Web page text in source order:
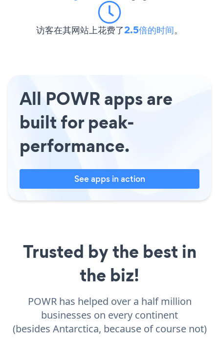
访客在其网站上花费了2.5倍的时间。
All POWR apps are
built for peak-
performance.
See apps in action
Trusted by the best in
the biz!
POWR has helped over a half million
businesses on every continent
(besides Antarctica, because of course not)